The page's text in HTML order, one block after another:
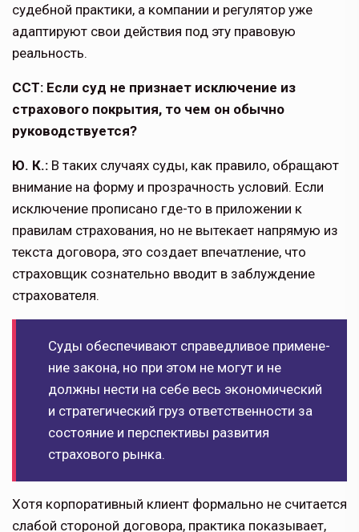
судебной практики, а компании и регулятор уже
адапти­руют свои действия под эту правовую
реальность.
ССТ: Если суд не признает исключение из
страхового покрытия, то чем он обыч­но
руководствуется?
Ю. К.: В таких случаях суды, как пра­вило, обращают
внимание на форму и прозрачность условий. Если
исклю­чение прописано где-то в приложении к
правилам страхования, но не выте­кает напрямую из
текста договора, это создает впечатление, что
страховщик сознательно вводит в заблуждение
страхователя.
Суды обеспечивают справедливое примене­
ние закона, но при этом не могут и не
должны нести на себе весь экономический
и стра­тегический груз ответ­ственности за
состояние и перспективы развития
страхового рынка.
Хотя корпоративный клиент фор­мально не считается
слабой стороной договора, практика показывает,